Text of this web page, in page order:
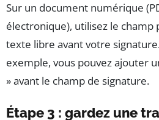
Sur un document numérique
électronique), utilisez le champ
texte libre avant votre
exemple, vous pouvez ajouter
» avant le champ de signature.
Étape 3 : gardez une